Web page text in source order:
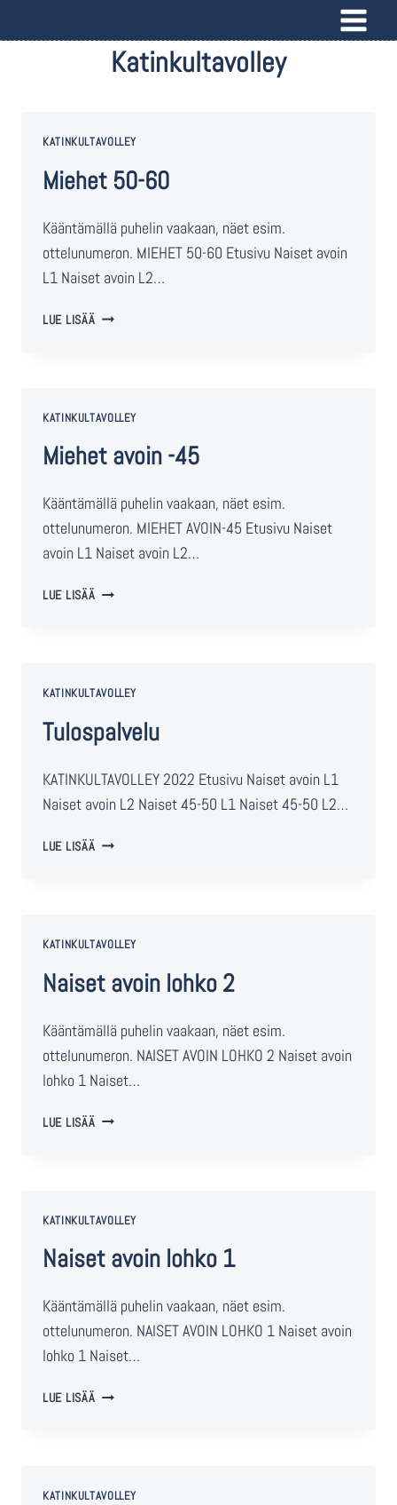
Katinkultavolley
KATINKULTAVOLLEY
Miehet 50-60
Kääntämällä puhelin vaakaan, näet esim.
ottelunumeron. MIEHET 50-60 Etusivu Naiset avoin
L1 Naiset avoin L2…
LUE LISÄÄ
KATINKULTAVOLLEY
Miehet avoin -45
Kääntämällä puhelin vaakaan, näet esim.
ottelunumeron. MIEHET AVOIN-45 Etusivu Naiset
avoin L1 Naiset avoin L2…
LUE LISÄÄ
KATINKULTAVOLLEY
Tulospalvelu
KATINKULTAVOLLEY 2022 Etusivu Naiset avoin L1
Naiset avoin L2 Naiset 45-50 L1 Naiset 45-50 L2…
LUE LISÄÄ
KATINKULTAVOLLEY
Naiset avoin lohko 2
Kääntämällä puhelin vaakaan, näet esim.
ottelunumeron. NAISET AVOIN LOHKO 2 Naiset avoin
lohko 1 Naiset…
LUE LISÄÄ
KATINKULTAVOLLEY
Naiset avoin lohko 1
Kääntämällä puhelin vaakaan, näet esim.
ottelunumeron. NAISET AVOIN LOHKO 1 Naiset avoin
lohko 1 Naiset…
LUE LISÄÄ
KATINKULTAVOLLEY